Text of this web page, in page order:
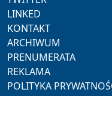
LINKED
KONTAKT
ARCHIWUM
PRENUMERATA
REKLAMA
POLITYKA
NASZE SERWISY